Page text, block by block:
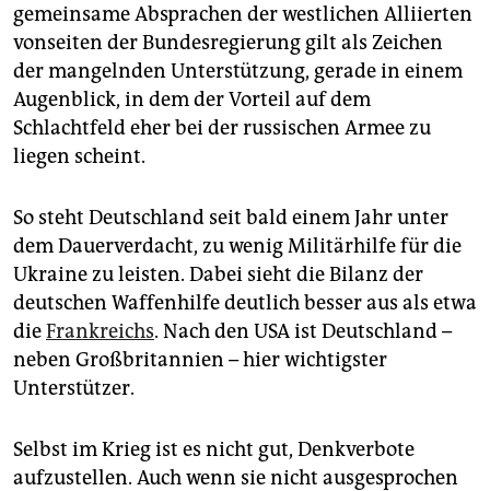
gemeinsame Absprachen der westlichen Alliierten
vonseiten der Bundesregierung gilt als Zeichen
der mangelnden Unterstützung, gerade in einem
Augenblick, in dem der Vorteil auf dem
Schlachtfeld eher bei der russischen Armee zu
liegen scheint.
So steht Deutschland seit bald einem Jahr unter
dem Dauerverdacht, zu wenig Militärhilfe für die
Ukraine zu leisten. Dabei sieht die Bilanz der
deutschen Waffenhilfe deutlich besser aus als etwa
dieFrankreichs. Nach den USA ist Deutschland –
neben ­Großbritannien – hier wichtigster
Unterstützer.
Selbst im Krieg ist es nicht gut, Denkverbote
aufzustellen. Auch wenn sie nicht ausgesprochen